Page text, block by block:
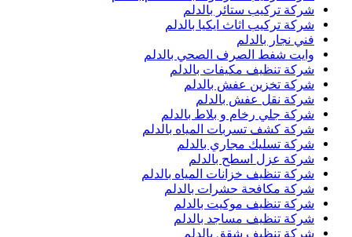
شركة تركيب ستائر بالدلم
شركة تركيب اثاث ايكيا بالدلم
فني نجار بالدلم
وايت شفط الصرف الصحي بالدلم
شركة تنظيف مكيفات بالدلم
شركة تخزين عفش بالدلم
شركة نقل عفش بالدلم
شركة جلي رخام و بلاط بالدلم
شركة كشف تسربات المياه بالدلم
شركة تسليك مجاري بالدلم
شركة عزل اسطح بالدلم
شركة تنظيف خزانات المياه بالدلم
شركة مكافحة حشرات بالدلم
شركة تنظيف موكيت بالدلم
شركة تنظيف مساجد بالدلم
شركة تنظيف شقق بالدلم